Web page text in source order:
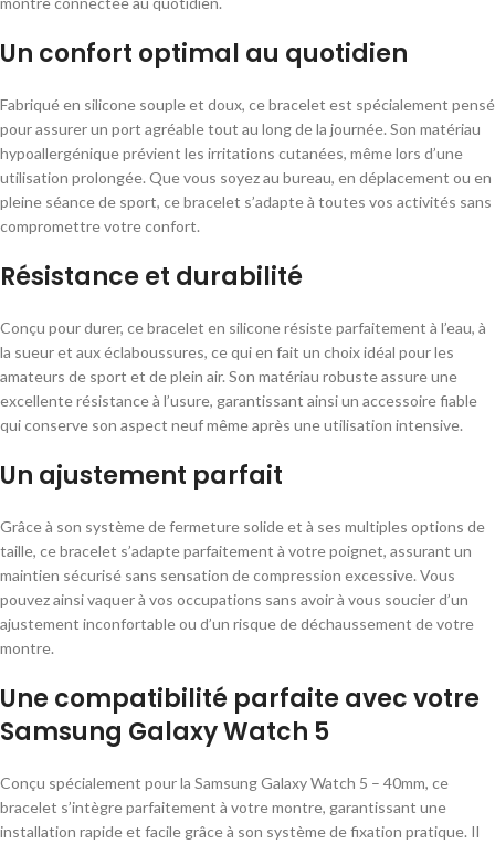
Un confort optimal au quotidien
Fabriqué en silicone souple et doux, ce bracelet est spécialement pensé
pour assurer un port agréable tout au long de la journée. Son matériau
hypoallergénique prévient les irritations cutanées, même lors d’une
utilisation prolongée. Que vous soyez au bureau, en déplacement ou en
pleine séance de sport, ce bracelet s’adapte à toutes vos activités sans
compromettre votre confort.
Résistance et durabilité
Conçu pour durer, ce bracelet en silicone résiste parfaitement à l’eau, à
la sueur et aux éclaboussures, ce qui en fait un choix idéal pour les
amateurs de sport et de plein air. Son matériau robuste assure une
excellente résistance à l’usure, garantissant ainsi un accessoire fiable
qui conserve son aspect neuf même après une utilisation intensive.
Un ajustement parfait
Grâce à son système de fermeture solide et à ses multiples options de
taille, ce bracelet s’adapte parfaitement à votre poignet, assurant un
maintien sécurisé sans sensation de compression excessive. Vous
pouvez ainsi vaquer à vos occupations sans avoir à vous soucier d’un
ajustement inconfortable ou d’un risque de déchaussement de votre
montre.
Une compatibilité parfaite avec votre
Samsung Galaxy Watch 5
Conçu spécialement pour la Samsung Galaxy Watch 5 – 40mm, ce
bracelet s’intègre parfaitement à votre montre, garantissant une
installation rapide et facile grâce à son système de fixation pratique. Il